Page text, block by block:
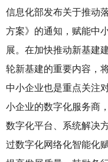
信息化部发布关于推动
方案》的通知，赋能中
展。在加快推动新基建
轮新基建的重要内容，
中小企业也是重点关注
小企业的数字化服务商
数字化平台、系统解决
过数字化网络化智能化